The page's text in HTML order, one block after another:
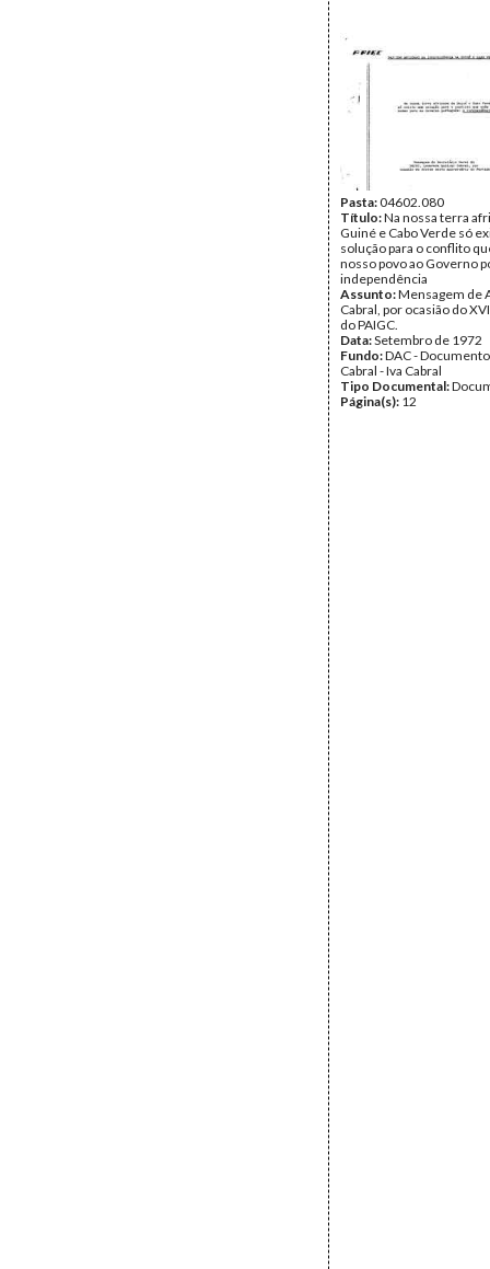
Pasta:04602.080
Título:Na nossa terra
Guiné e Cabo Verde só
solução para o conflito
nosso povo ao Governo
independência
Assunto:Mensagem de
Cabral, por ocasião do
do PAIGC.
Data:Setembro de 1972
Fundo:DAC -
Cabral - Iva Cabral
Tipo Documental:
Página(s): 12